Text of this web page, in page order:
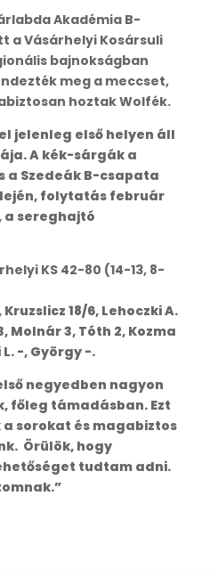
Akadémia B-
a Vásárhelyi Kosársuli
bajnokságban
meg a meccset,
hoztak Wolfék.
jelenleg első helyen áll
A kék-sárgák a
a Szedeák B-csapata
folytatás február
a sereghajtó
KS 42-80 (14-13, 8-
18/6, Lehoczki A.
Molnár 3, Tóth 2, Kozma
L. -, György -.
negyedben nagyon
főleg támadásban. Ezt
sorokat és magabiztos
Örülök, hogy
tudtam adni.